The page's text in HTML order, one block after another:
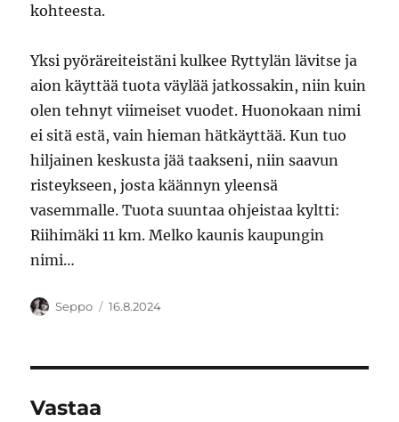
kohteesta.
Yksi pyöräreiteistäni kulkee Ryttylän lävitse ja
aion käyttää tuota väylää jatkossakin, niin kuin
olen tehnyt viimeiset vuodet. Huonokaan nimi
ei sitä estä, vain hieman hätkäyttää. Kun tuo
hiljainen keskusta jää taakseni, niin saavun
risteykseen, josta käännyn yleensä
vasemmalle. Tuota suuntaa ohjeistaa kyltti:
Riihimäki 11 km. Melko kaunis kaupungin
nimi…
Kirjoittaja
Seppo Julkaistu
16.8.2024
Vastaa